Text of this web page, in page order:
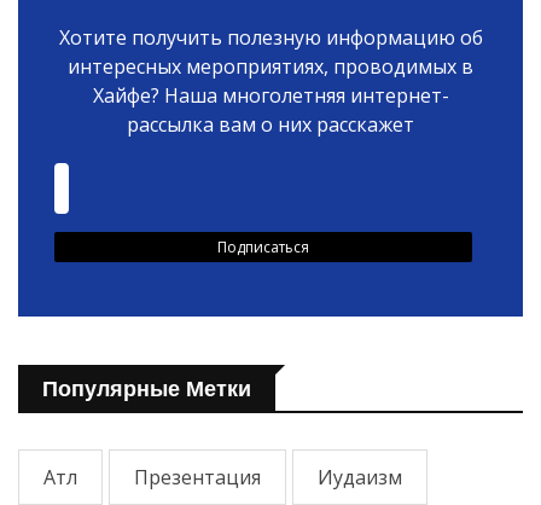
Хотите получить полезную информацию об
интересных мероприятиях, проводимых в
Хайфе? Наша многолетняя интернет-
рассылка вам о них расскажет
Популярные Метки
Атл Презентация Иудаизм